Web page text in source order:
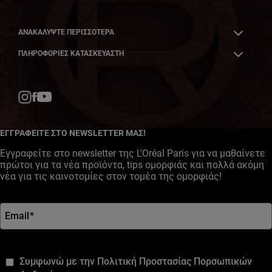
ΑΝΑΚΑΛΎΨΤΕ ΠΕΡΙΣΣΌΤΕΡΑ
ΠΛΗΡΟΦΟΡΙΕΣ ΚΑΤΑΣΚΕΥΑΣΤΗ
ΕΓΓΡΑΦΕΙΤΕ ΣΤΟ NEWSLETTER ΜΑΣ!
Εγγραφείτε στο newsletter της L'Oréal Paris για να μαθαίνετε
πρώτοι για τα νέα προϊόντα, tips ομορφιάς και πολλά ακόμη
νέα για τις καινοτομίες στον τομέα της ομορφιάς!
Email*
Συμφωνώ με την Πολιτική Προστασίας Πορσωπικών